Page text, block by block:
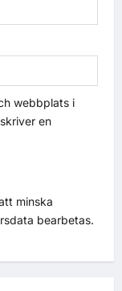
webbplats i
en
minska
bearbetas.